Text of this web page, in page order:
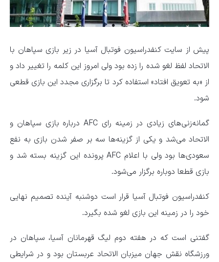
پیش از سایت کنفدراسیون فوتبال آسیا در زیر بازی سپاهان با
الاتحاد لفظ لغو شده را زده بود ولی امروز این کلمه را تغییر داد و
از «به تعویق افتاد» استفاده کرد تا برگزاری مجدد این بازی قطعی
شود.
گمانه‌زنی‌های زیادی در زمینه رای AFC درباره بازی سپاهان و
الاتحاد می‌شد و یکی از گزینه‌ها سه بر صفر شدن بازی به نفع
سعودی‌ها بود ولی با اعلام AFC پرونده این گزینه بسته شد و
بازی قطعا دوباره برگزار می‌شود.
کنفدراسیون فوتبال آسیا قرار است دوشنبه آینده تصمیم نهایی
خود را در زمینه این بازی لغو شده بگیرد.
گفتنی است که در هفته دوم لیگ قهرمانان آسیا، سپاهان در
ورزشگاه نقش جهان میزبان الاتحاد عربستان بود و در شرایطی